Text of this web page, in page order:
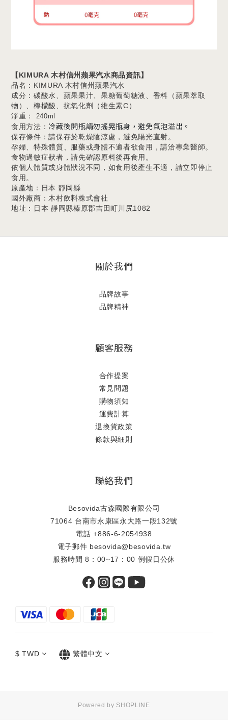
【 KIMURA 木村信州蘋果汽水商品資訊】
品名：KIMURA 木村信州蘋果汽水
成分：碳酸水、蘋果果汁、果糖葡萄糖液、香料（蘋果萃取
物）、檸檬酸、抗氧化劑（維生素C）
淨重：
240ml
食用方法： 冷藏後開瓶請勿搖晃瓶身，避免氣泡溢出。
保存條件：請保存於乾燥陰涼處，避免陽光直射。
孕婦、特殊體質、服藥或身體不適者欲食用，請洽專業醫師。
食物過敏症狀者，請先確認原料後再食用。
依個人體質或身體狀況不同，如食用後產生不適，請立即停止
食用。
原產地：日本 靜岡縣
國外廠商：木村飲料株式會社
地址：日本 靜岡縣榛原郡吉田町川尻1082
關於我們
品牌故事
品牌精神
顧客服務
合作提案
常見問題
購物須知
運費計算
退換貨政策
條款與細則
聯絡我們
Besovida古森國際有限公司
71064 台南市永康區永大路一段132號
電話 +886-6-2054938
電子郵件 besovida@besovida.tw
服務時間 8：00~17：00 例假日公休
$ TWD 繁體中文
Powered by SHOPLINE